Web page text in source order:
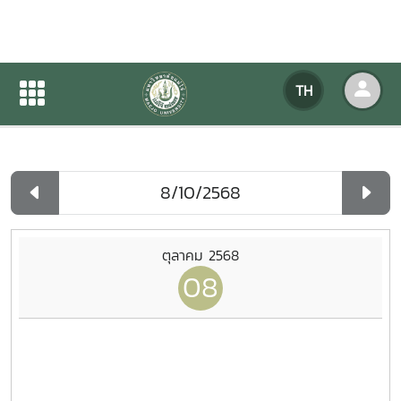
TH
ปฏิทินกิจกรรมของหน่วยงาน
ปฏิทินกิจกรรมของหน่วยงาน
ตุลาคม 2568
08